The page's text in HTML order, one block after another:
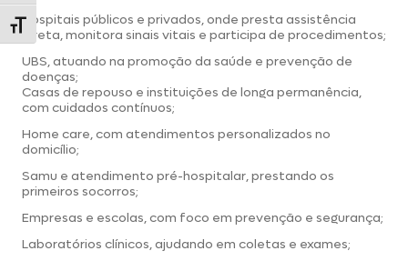
Alternar tamanho da fonte
Hospitais públicos e privados, onde presta assistência
direta, monitora sinais vitais e participa de procedimentos;
UBS, atuando na promoção da saúde e prevenção de
doenças;
Casas de repouso e instituições de longa permanência,
com cuidados contínuos;
Home care, com atendimentos personalizados no
domicílio;
Samu e atendimento pré-hospitalar, prestando os
primeiros socorros;
Empresas e escolas, com foco em prevenção e segurança;
Laboratórios clínicos, ajudando em coletas e exames;